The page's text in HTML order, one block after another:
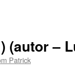
(autor –
Patrick